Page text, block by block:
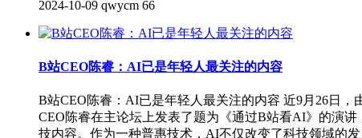
2024-10-09 qwycm 66
B站CEO陈睿：AI已是年轻人最关注的内容
B站CEO陈睿：AI已是年轻人最关注的内容 近9月26日
CEO陈睿在主论坛上发表了题为《通过B站看AI》的演
技内容。作为一种普惠技术，AI不仅改变了科技领域的发